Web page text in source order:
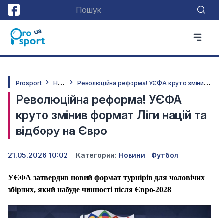
Prosport Н
овини Р
еволюційна реформа! УЄФА круто змінив формат Ліги націй та відбору на Євро
Революційна реформа! УЄФА
круто змінив формат Ліги націй та
відбору на Євро
21.05.2026 10:02 Категории: Новини Футбол
УЄФА затвердив новий формат турнірів для чоловічих
збірних, який набуде чинності після Євро-2028